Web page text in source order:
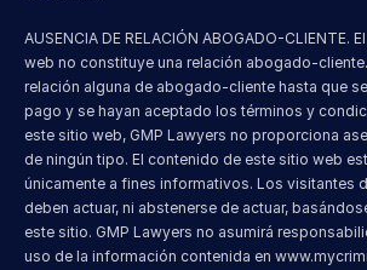
AUSENCIA DE RELACIÓN ABOGADO-CLIENTE.
web no constituye una relación abogado-
relación alguna de abogado-cliente hasta que
pago y se hayan aceptado los términos y
este sitio web, GMP Lawyers no proporciona
de ningún tipo. El contenido de este sitio web
únicamente a fines informativos. Los visitantes
deben actuar, ni abstenerse de actuar,
este sitio. GMP Lawyers no asumirá
uso de la información contenida en